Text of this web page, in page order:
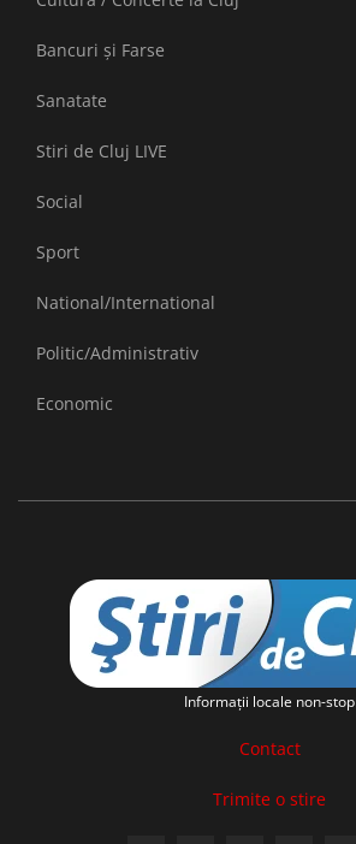
Bancuri și Farse
Sanatate
Stiri de Cluj LIVE
Social
Sport
National/International
Politic/Administrativ
Economic
Informaţii locale non-stop
Contact
Trimite o stire